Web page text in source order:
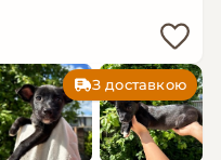
З доставкою